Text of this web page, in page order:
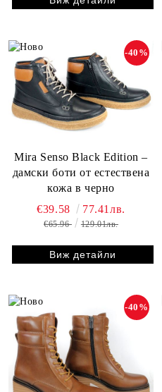
Mira Senso Black Edition –
дамски боти от естествена
кожа в черно
-40%
€39.58 77.41лв.
€65.96 129.01лв.
Виж детайли
-40%